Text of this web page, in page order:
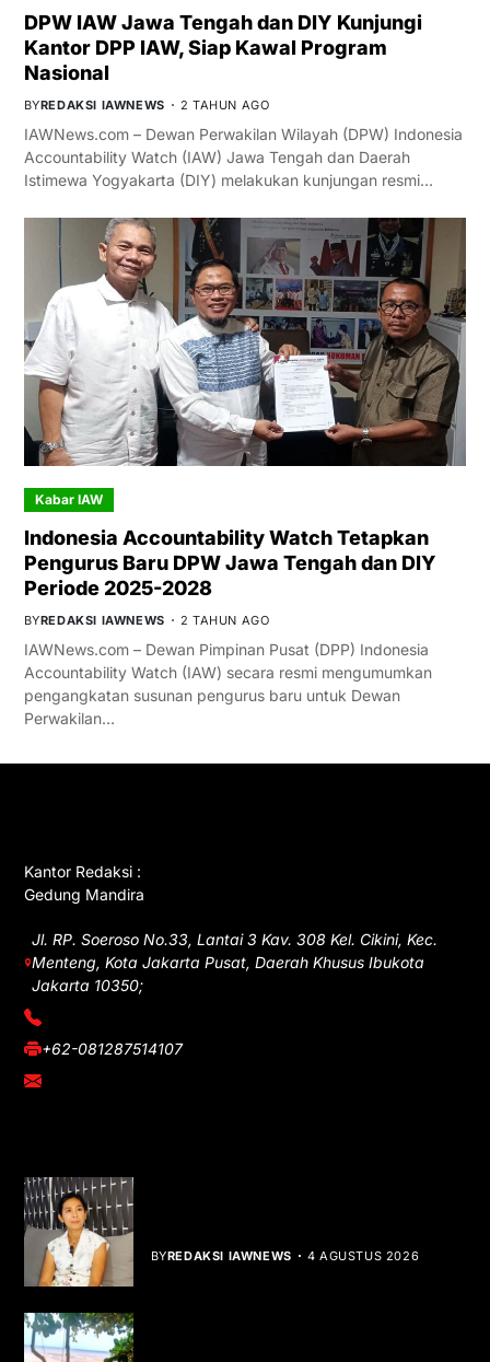
DPW IAW Jawa Tengah dan DIY Kunjungi
Kantor DPP IAW, Siap Kawal Program
Nasional
BYREDAKSI IAWNEWS 2 TAHUN AGO
IAWNews.com – Dewan Perwakilan Wilayah (DPW) Indonesia
Accountability Watch (IAW) Jawa Tengah dan Daerah
Istimewa Yogyakarta (DIY) melakukan kunjungan resmi…
Kabar IAW
Indonesia Accountability Watch Tetapkan
Pengurus Baru DPW Jawa Tengah dan DIY
Periode 2025-2028
BYREDAKSI IAWNEWS 2 TAHUN AGO
IAWNews.com – Dewan Pimpinan Pusat (DPP) Indonesia
Accountability Watch (IAW) secara resmi mengumumkan
pengangkatan susunan pengurus baru untuk Dewan
Perwakilan…
Kantor Redaksi :
Gedung Mandira
Jl. RP. Soeroso No.33, Lantai 3 Kav. 308 Kel. Cikini, Kec.
Menteng, Kota Jakarta Pusat, Daerah Khusus Ibukota
Jakarta 10350;
(021) 3908026
+62-081287514107
adm@iawnews.com
BYREDAKSI IAWNEWS 4 AGUSTUS 2026